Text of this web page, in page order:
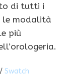
di tutti i
le modalità
più
Swatch